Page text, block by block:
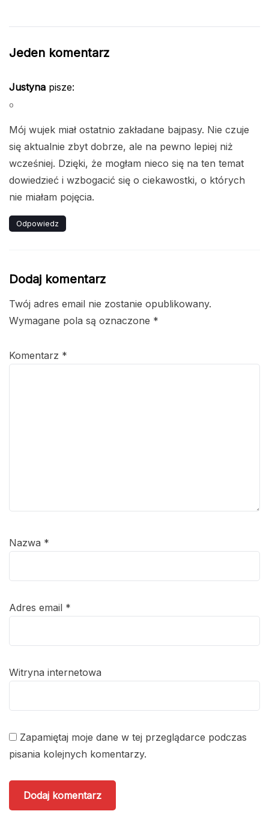
Jeden komentarz
Justyna pisze:
o
Mój wujek miał ostatnio zakładane bajpasy. Nie czuje
się aktualnie zbyt dobrze, ale na pewno lepiej niż
wcześniej. Dzięki, że mogłam nieco się na ten temat
dowiedzieć i wzbogacić się o ciekawostki, o których
nie miałam pojęcia.
Odpowiedz
Dodaj komentarz
Twój adres email nie zostanie opublikowany.
Wymagane pola są oznaczone *
Komentarz *
Nazwa *
Adres email *
Witryna internetowa
Zapamiętaj moje dane w tej przeglądarce podczas
pisania kolejnych komentarzy.